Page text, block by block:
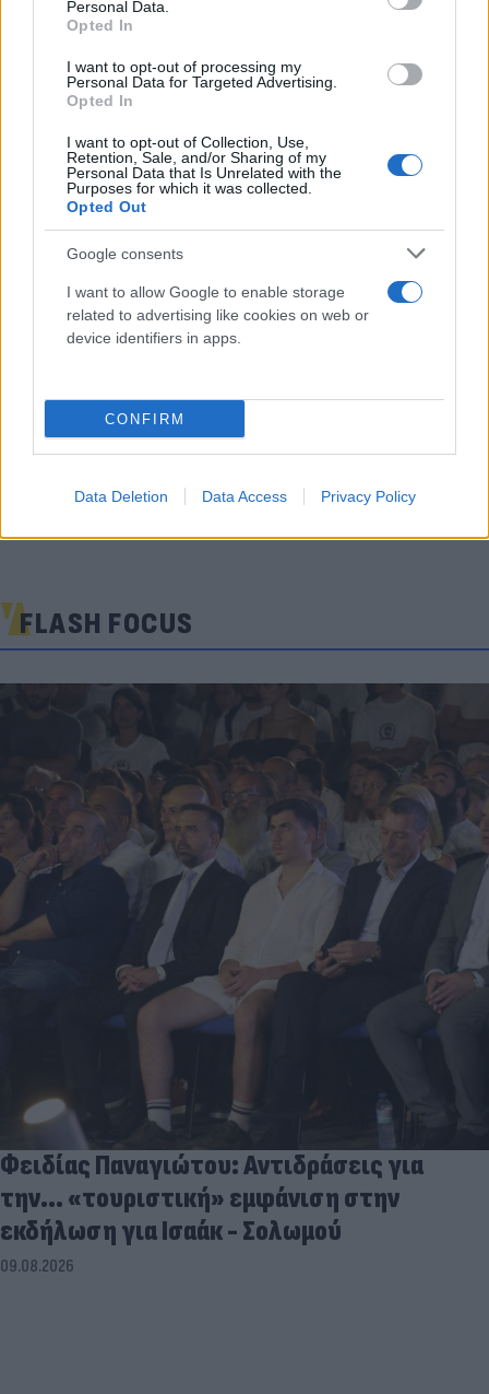
Personal Data.
Opted In
I want to opt-out of processing my
Personal Data for Targeted Advertising.
Opted In
I want to opt-out of Collection, Use,
Retention, Sale, and/or Sharing of my
Personal Data that Is Unrelated with the
Purposes for which it was collected.
Opted Out
Google consents
I want to allow Google to enable storage
related to advertising like cookies on web or
device identifiers in apps.
CONFIRM
Data Deletion Data Access Privacy Policy
FLASH FOCUS
Φειδίας Παναγιώτου: Αντιδράσεις για
την... «τουριστική» εμφάνιση στην
εκδήλωση για Ισαάκ - Σολωμού
09.08.2026